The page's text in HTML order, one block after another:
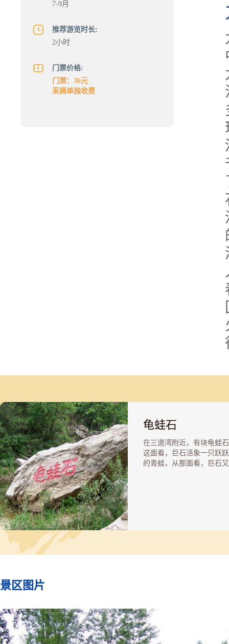
7-9月
推荐游览时长:
2小时
门票价格:
门票：36元
采摘单独收费
龟蛙石
在三道湾附近，有块龟蛙
这面看，巨石活象一只跃
的青蛙，从那面看，巨石
变乌龟……”话没说完，云
景区图片